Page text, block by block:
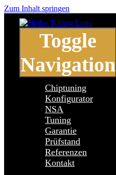
Zum Inhalt springen
Toggle
Navigation
Chiptuning
Konfigurator
NSA
Tuning
Garantie
Prüfstand
Referenzen
Kontakt